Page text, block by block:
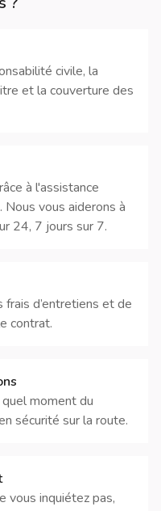
civile, la
et la couverture des
à l'assistance
vous aiderons à
24, 7 jours sur 7.
frais d’entretiens et de
contrat.
moment du
sécurité sur la route.
vous inquiétez pas,